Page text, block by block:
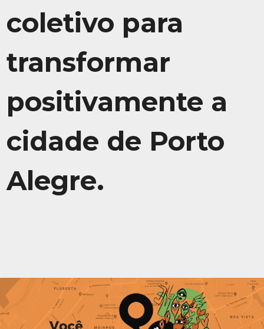
coletivo para
transformar
positivamente a
cidade de Porto
Alegre.